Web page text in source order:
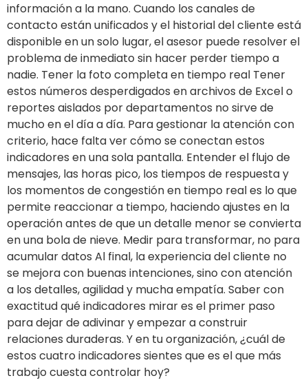
información a la mano. Cuando los canales de
contacto están unificados y el historial del cliente está
disponible en un solo lugar, el asesor puede resolver el
problema de inmediato sin hacer perder tiempo a
nadie. Tener la foto completa en tiempo real Tener
estos números desperdigados en archivos de Excel o
reportes aislados por departamentos no sirve de
mucho en el día a día. Para gestionar la atención con
criterio, hace falta ver cómo se conectan estos
indicadores en una sola pantalla. Entender el flujo de
mensajes, las horas pico, los tiempos de respuesta y
los momentos de congestión en tiempo real es lo que
permite reaccionar a tiempo, haciendo ajustes en la
operación antes de que un detalle menor se convierta
en una bola de nieve. Medir para transformar, no para
acumular datos Al final, la experiencia del cliente no
se mejora con buenas intenciones, sino con atención
a los detalles, agilidad y mucha empatía. Saber con
exactitud qué indicadores mirar es el primer paso
para dejar de adivinar y empezar a construir
relaciones duraderas. Y en tu organización, ¿cuál de
estos cuatro indicadores sientes que es el que más
trabajo cuesta controlar hoy?